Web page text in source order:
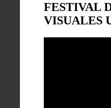
FESTIVAL
VISUALES